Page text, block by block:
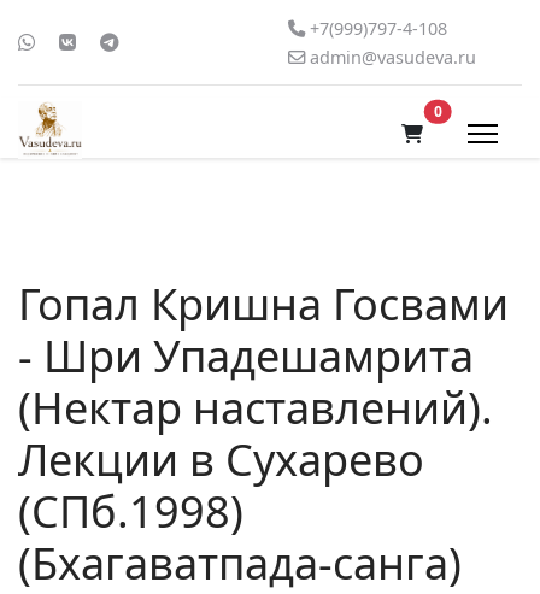
+7(999)797-4-108
admin@vasudeva.ru
0В корзину
Гопал Кришна Госвами
- Шри Упадешамрита
(Нектар наставлений).
Лекции в Сухарево
(СПб.1998)
(Бхагаватпада-санга)